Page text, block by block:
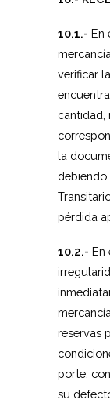
10.1.- En
verificar
cantidad,
la
debiendo
pérdida
10.2.- En
reservas
porte,
su